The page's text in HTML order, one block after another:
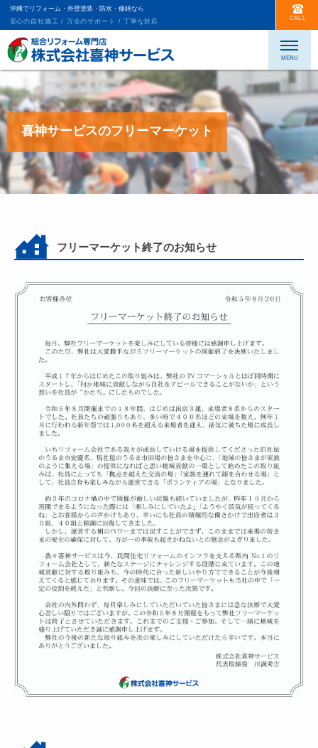
沖縄でリフォーム・外壁塗装・防水・修繕なら
安心の自社施工 / 万全のサポート / 丁寧な対応
CALL
喜神サービスのフリーマーケット
フリーマーケット終了のお知らせ